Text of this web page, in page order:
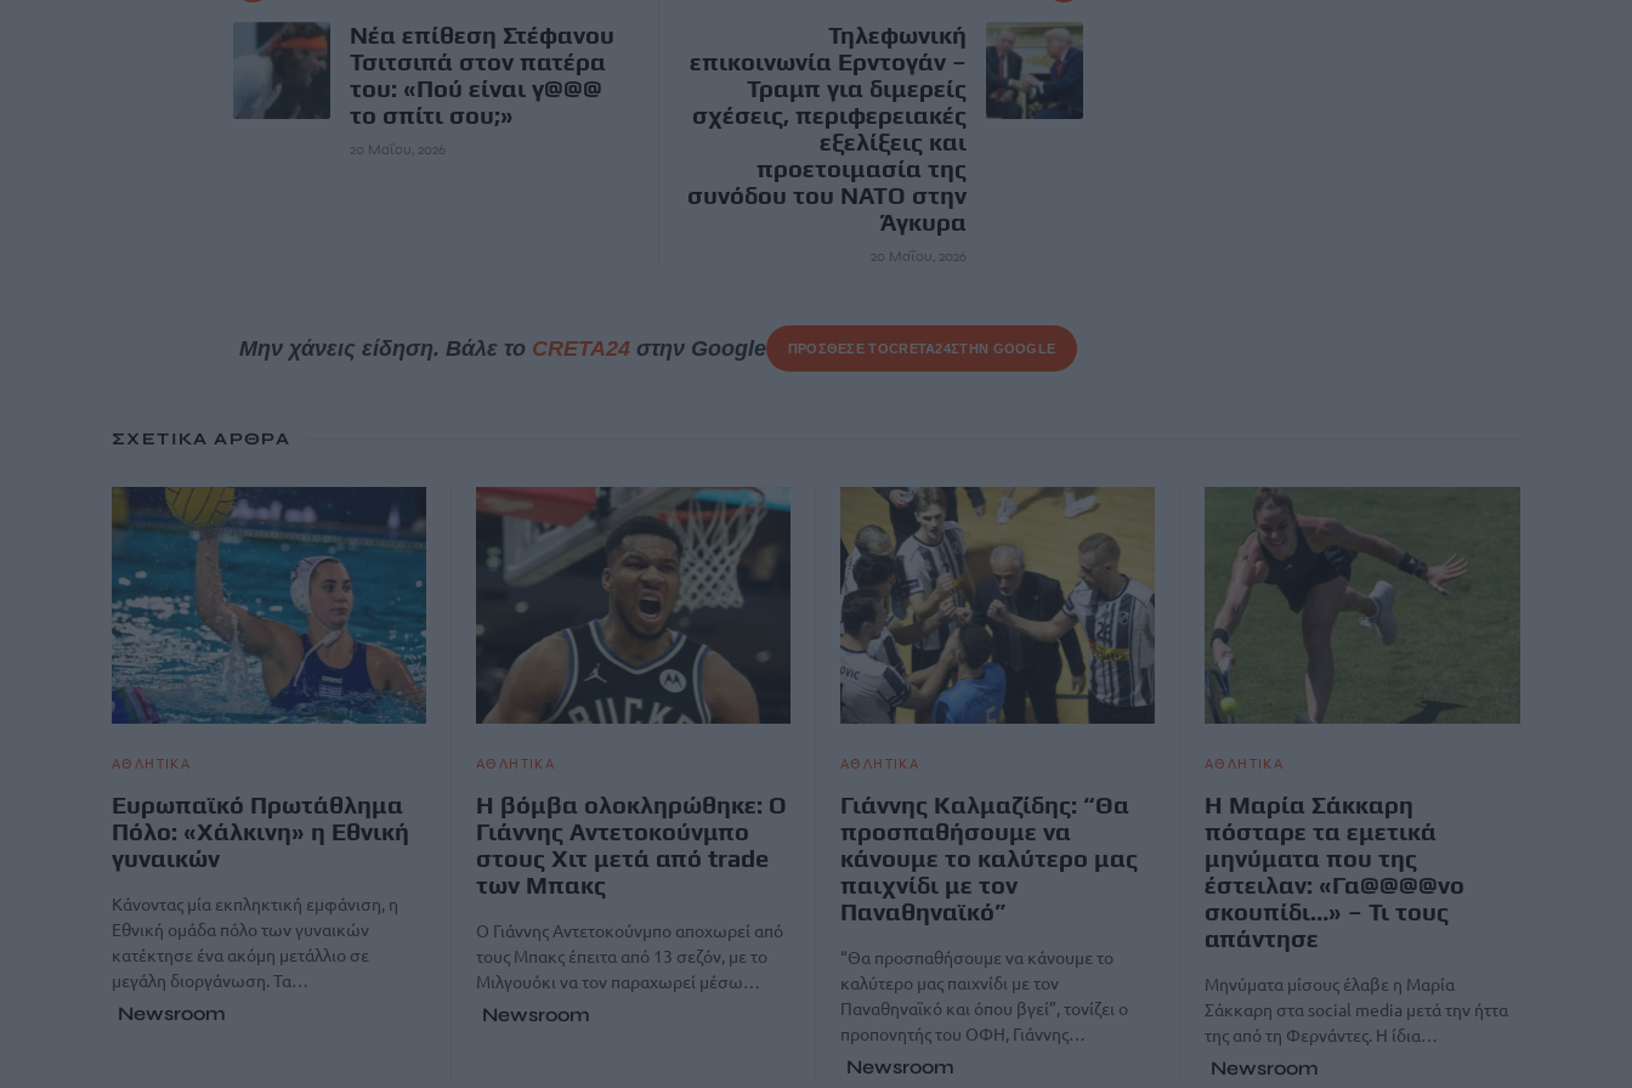
Νέα επίθεση Στέφανου
Τσιτσιπά στον πατέρα
του: «Πού είναι γ@@@
το σπίτι σου;»
20 Μαΐου, 2026
Τηλεφωνική
επικοινωνία Ερντογάν –
Τραμπ για διμερείς
σχέσεις, περιφερειακές
εξελίξεις και
προετοιμασία της
συνόδου του ΝΑΤΟ στην
Άγκυρα
20 Μαΐου, 2026
Μην χάνεις είδηση. Βάλε το CRETA24στην Google ΠΡΟΣΘΕΣΕ ΤΟCRETA24ΣΤΗΝ GOOGLE
ΣΧΕΤΙΚΆ ΆΡΘΡΑ
ΑΘΛΗΤΙΚΑ
Ευρωπαϊκό Πρωτάθλημα
Πόλο: «Χάλκινη» η Εθνική
γυναικών
Κάνοντας μία εκπληκτική εμφάνιση, η
Εθνική ομάδα πόλο των γυναικών
κατέκτησε ένα ακόμη μετάλλιο σε
μεγάλη διοργάνωση. Τα…
Newsroom
ΑΘΛΗΤΙΚΑ
Η βόμβα ολοκληρώθηκε: Ο
Γιάννης Αντετοκούνμπο
στους Χιτ μετά από trade
των Μπακς
Ο Γιάννης Αντετοκούνμπο αποχωρεί από
τους Μπακς έπειτα από 13 σεζόν, με το
Μιλγουόκι να τον παραχωρεί μέσω…
Newsroom
ΑΘΛΗΤΙΚΑ
Γιάννης Καλμαζίδης: “Θα
προσπαθήσουμε να
κάνουμε το καλύτερο μας
παιχνίδι με τον
Παναθηναϊκό”
“Θα προσπαθήσουμε να κάνουμε το
καλύτερο μας παιχνίδι με τον
Παναθηναϊκό και όπου βγεί”, τονίζει ο
προπονητής του ΟΦΗ, Γιάννης…
Newsroom
ΑΘΛΗΤΙΚΑ
Η Μαρία Σάκκαρη
πόσταρε τα εμετικά
μηνύματα που της
έστειλαν: «Γα@@@@νο
σκουπίδι…» – Τι τους
απάντησε
Μηνύματα μίσους έλαβε η Μαρία
Σάκκαρη στα social media μετά την ήττα
της από τη Φερνάντες. Η ίδια…
Newsroom